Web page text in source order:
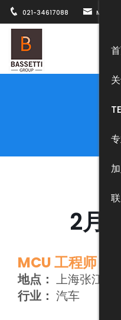
021-34617088
2月
MCU 工程师（
地点： 上海张江
行业： 汽车